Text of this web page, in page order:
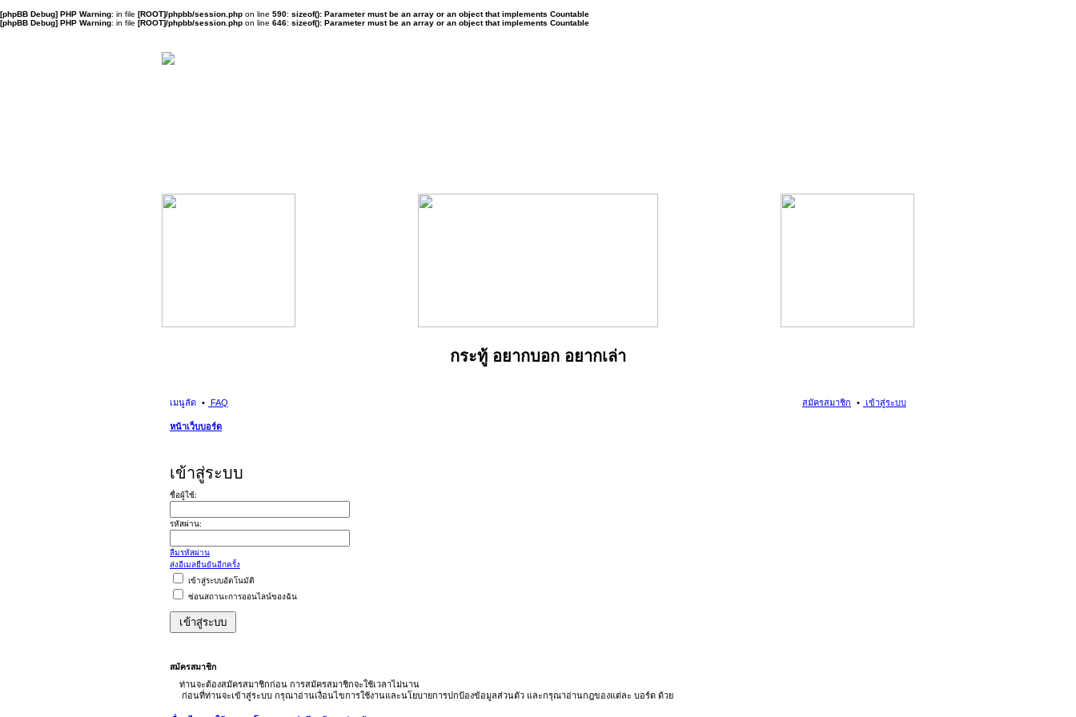
[phpBB Debug] PHP Warning: in file [ROOT]/phpbb/session.php on line 590: sizeof(): Parameter must be an array or an object that implements Countable
[phpBB Debug] PHP Warning: in file [ROOT]/phpbb/session.php on line 646: sizeof(): Parameter must be an array or an object that implements Countable
กระทู้ อยากบอก อยากเล่า
เมนูลัด FAQ เข้าสู่ระบบ
สมัครสมาชิก
หน้าเว็บบอร์ด
เข้าสู่ระบบ
ชื่อผู้ใช้:
รหัสผ่าน:
ลืมรหัสผ่าน
ส่งอีเมลยืนยันอีกครั้ง
เข้าสู่ระบบอัตโนมัติ
ซ่อนสถานะการออนไลน์ของฉัน
สมัครสมาชิก
ท่านจะต้องสมัครสมาชิกก่อน การสมัครสมาชิกจะใช้เวลาไม่นาน
ก่อนที่ท่านจะเข้าสู่ระบบ กรุณาอ่านเงื่อนไขการใช้งานและนโยบายการปกป้องข้อมูลส่วนตัว และกรุณาอ่านกฎของแต่ละ บอร์ด ด้วย